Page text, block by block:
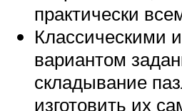
практически
Классическими
вариантом
складывание
изготовить их